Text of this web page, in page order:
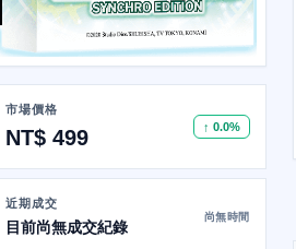
市場價格
NT$ 499 ↑ 0.0%
近期成交
目前尚無成交紀錄
尚無時間